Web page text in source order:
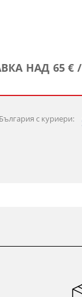
НАД 65 € /
с куриери: